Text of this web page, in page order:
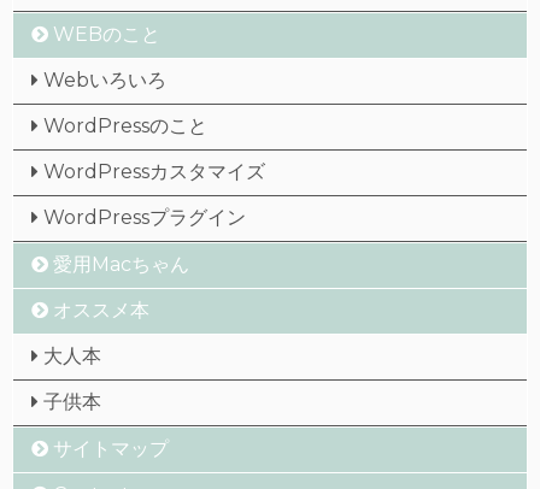
WEBのこと
Webいろいろ
WordPressのこと
WordPressカスタマイズ
WordPressプラグイン
愛用Macちゃん
オススメ本
大人本
子供本
サイトマップ